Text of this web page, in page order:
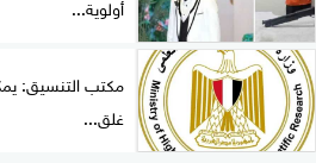
أولوية...
مكتب التنسيق:
غلق...